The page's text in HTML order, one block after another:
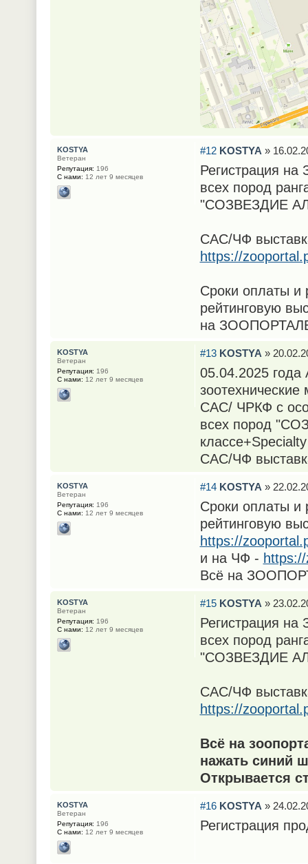
#12 KOSTYA »
Регистрация
всех пород
"СОЗВЕЗДИЕ
САС/ЧФ
https://
Сроки оплаты и
рейтинговую
на
KOSTYA
Ветеран
Репутация: 196
С нами: 12 лет 9 месяцев
#13 KOSTYA »
05.04.2025
зоотехнические
САС/ ЧРКФ с
всех пород
САС/ЧФ
KOSTYA
Ветеран
Репутация: 196
С нами: 12 лет 9 месяцев
#14 KOSTYA »
Сроки оплаты и
рейтинговую
https://
и на ЧФ -
Всё на
KOSTYA
Ветеран
Репутация: 196
С нами: 12 лет 9 месяцев
#15 KOSTYA »
Регистрация
всех пород
"СОЗВЕЗДИЕ
САС/ЧФ
https://
Всё на
нажать синий
Открывается
KOSTYA
Ветеран
Репутация: 196
С нами: 12 лет 9 месяцев
#16 KOSTYA »
Регистрация
KOSTYA
Ветеран
Репутация: 196
С нами: 12 лет 9 месяцев